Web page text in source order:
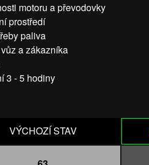
motoru a převodovky
prostředí
paliva
a zákazníka
3 - 5 hodiny
VÝCHOZÍ STAV